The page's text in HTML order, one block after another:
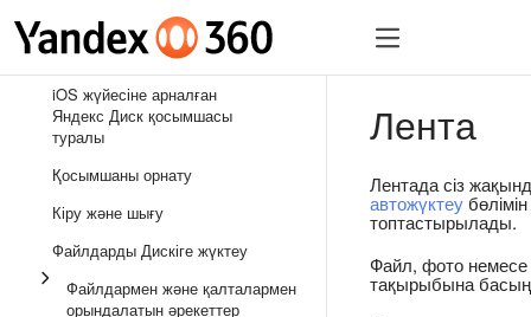
iOS жүйесіне арналған
Яндекс Диск қосымшасы
туралы
Қосымшаны орнату
Кіру және шығу
Файлдарды Дискіге жүктеу
Файлдармен және қалталармен
орындалатын әрекеттер
Лента
Лентада сіз
автожүктеу
топтастырылады.
Файл, фото немесе
тақырыбына